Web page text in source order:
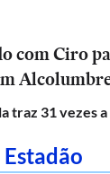
com Ciro
traz 31 vezes